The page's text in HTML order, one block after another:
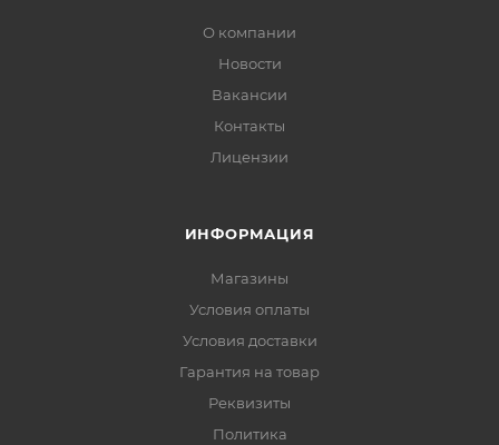
О компании
Новости
Вакансии
Контакты
Лицензии
ИНФОРМАЦИЯ
Магазины
Условия оплаты
Условия доставки
Гарантия на товар
Реквизиты
Политика